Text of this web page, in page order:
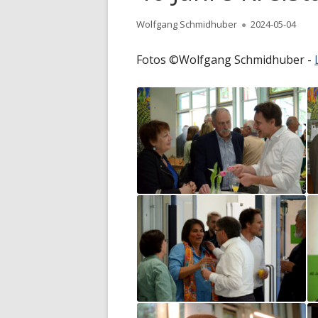
Autor
Wolfgang Schmidhuber
Veröffentlicht
2024-05-04
Fotos ©Wolfgang Schmidhuber -